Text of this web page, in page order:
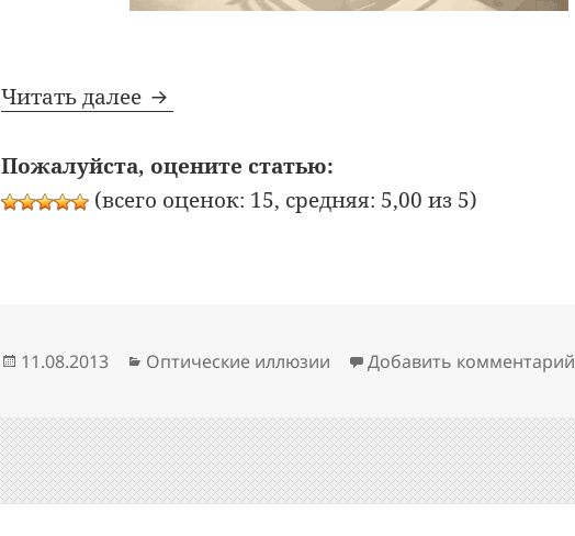
Читать далее Оптическая иллюзия: стул
Пожалуйста, оцените статью:
(всего оценок: 15, средняя: 5,00 из 5)
Опубликовано
11.08.2013 Рубрики
Оптические иллюзии Добавить комментарий